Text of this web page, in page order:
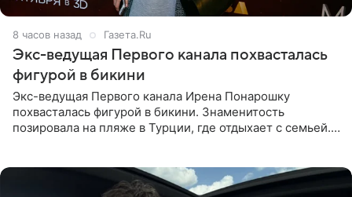
8 часов назад Газета.Ru
Экс-ведущая Первого канала похвасталась
фигурой в бикини
Экс-ведущая Первого канала Ирена Понарошку
похвасталась фигурой в бикини. Знаменитость
позировала на пляже в Турции, где отдыхает с семьей.